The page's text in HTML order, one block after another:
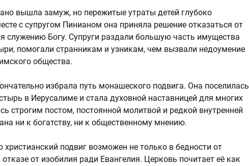
вышла замуж, но пережитые утраты детей глубоко
с супругом Пинианом она приняла решение отказаться от
служению Богу. Супруги раздали большую часть имущества
помогали странникам и узникам, чем вызвали недоумение
общества.
избрала путь монашеского подвига. Она поселилась
в Иерусалиме и стала духовной наставницей для многих
строгим постом, постоянной молитвой и редкой внутренней
ни к богатству, ни к общественному мнению.
подвиг возможен не только в бедности от
от изобилия ради Евангелия. Церковь почитает её как